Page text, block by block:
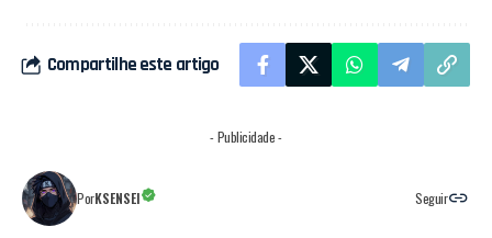
Compartilhe este artigo
- Publicidade -
PorKSENSEI Seguir